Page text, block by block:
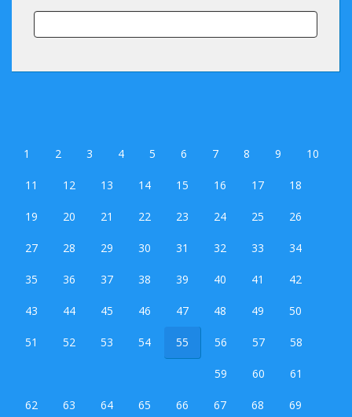
1 2 3 4 5 6 7 8 9 10
11 12 13 14 15 16 17 18
19 20 21 22 23 24 25 26
27 28 29 30 31 32 33 34
35 36 37 38 39 40 41 42
43 44 45 46 47 48 49 50
51 52 53 54 55 56 57 58
59 60 61
62 63 64 65 66 67 68 69